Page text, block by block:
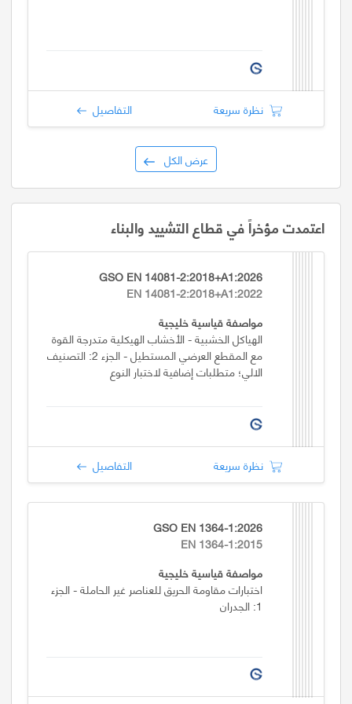
نظرة سريعة التفاصيل
عرض الكل
اعتمدت مؤخراً في قطاع التشييد والبناء
GSO EN 14081-2:2018+A1:2026
EN 14081-2:2018+A1:2022
مواصفة قياسية خليجية
الهياكل الخشبية - الأخشاب الهيكلية متدرجة القوة
مع المقطع العرضي المستطيل - الجزء 2: التصنيف
الالي؛ متطلبات إضافية لاختبار النوع
نظرة سريعة التفاصيل
GSO EN 1364-1:2026
EN 1364-1:2015
مواصفة قياسية خليجية
اختبارات مقاومة الحريق للعناصر غير الحاملة - الجزء
1: الجدران